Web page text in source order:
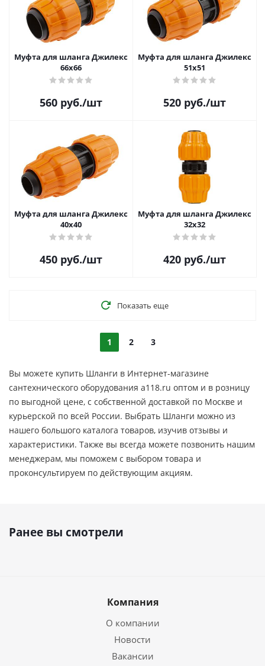
Муфта для шланга Джилекс
66х66
560 руб./шт
Муфта для шланга Джилекс
51х51
520 руб./шт
Муфта для шланга Джилекс
40х40
450 руб./шт
Муфта для шланга Джилекс
32х32
420 руб./шт
Показать еще
1 2 3
Вы можете купить Шланги в Интернет-магазине
сантехнического оборудования a118.ru оптом и в розницу
по выгодной цене, c собственной доставкой по Москве и
курьерской по всей России. Выбрать Шланги можно из
нашего большого каталога товаров, изучив отзывы и
характеристики. Также вы всегда можете позвонить нашим
менеджерам, мы поможем с выбором товара и
проконсультируем по действующим акциям.
Ранее вы смотрели
Компания
О компании
Новости
Вакансии